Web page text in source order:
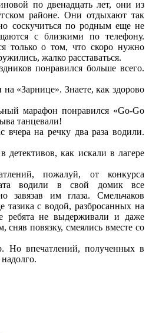
по двенадцать лет, они из
районе. Они отдыхают так
соскучиться по родным еще не
с близкими по телефону.
только о том, что скоро нужно
жалко расставаться.
понравился больше всего.
«Зарнице». Знаете, как здорово
марафон понравился «Go-Go
танцевали!
на речку два раза водили.
детективов, как искали в лагере
пожалуй, от конкурса
водили в свой домик все
завязав им глаза. Смельчаков
с водой, разбросанных на
ребята не выдерживали и даже
сняв повязку, смеялись вместе со
Но впечатлений, полученных в